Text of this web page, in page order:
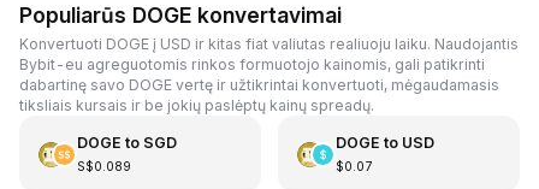
Populiarūs DOGE konvertavimai
Konvertuoti DOGE į USD ir kitas fiat valiutas realiuoju laiku. Naudojantis
Bybit-eu agreguotomis rinkos formuotojo kainomis, gali patikrinti
dabartinę savo DOGE vertę ir užtikrintai konvertuoti, mėgaudamasis
tiksliais kursais ir be jokių paslėptų kainų spreadų.
DOGE to SGD
S$0.089
DOGE to USD
$0.07